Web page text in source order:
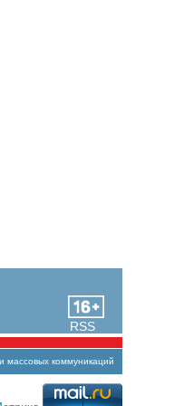
RSS
коммуникаций